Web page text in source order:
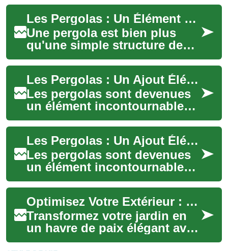
Les Pergolas : Un Élément Élégant pour Votre Espace Extérieur
Une pergola est bien plus
qu'une simple structure de
jardin. C'est un ajout élégant
et fonctionnel qui peut
transform...
Les Pergolas : Un Ajout Élégant et Fonctionnel à Votre Espace Extérieur
Les pergolas sont devenues
un élément incontournable
pour ceux qui cherchent à
améliorer leur espace
extérieur. Allia...
Les Pergolas : Un Ajout Élégant à Votre Espace Extérieur
Les pergolas sont devenues
un élément incontournable
pour ceux qui cherchent à
embellir leur jardin ou leur
terrasse....
Optimisez Votre Extérieur : L'Art des Gazebos et Pavillons
Transformez votre jardin en
un havre de paix élégant avec
des gazebos et pavillons. Ces